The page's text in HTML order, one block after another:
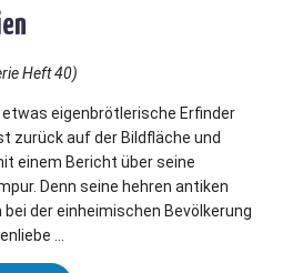
Heft 40)
eigenbrötlerische Erfinder
zurück auf der Bildfläche und
einem Bericht über seine
Denn seine hehren antiken
der einheimischen Bevölkerung
…